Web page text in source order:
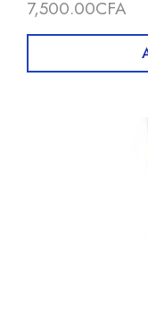
7,500.00CFA